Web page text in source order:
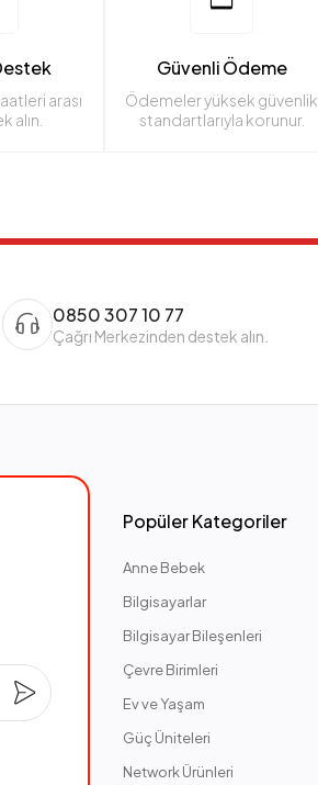
arası
alın.
Güvenli Ödeme
Ödemeler yüksek güvenlik
standartlarıyla korunur.
0850 307 10 77
Çağrı Merkezinden destek alın.
Popüler Kategoriler
Anne Bebek
Bilgisayarlar
Bilgisayar Bileşenleri
Çevre Birimleri
Ev ve Yaşam
Güç Üniteleri
Network Ürünleri